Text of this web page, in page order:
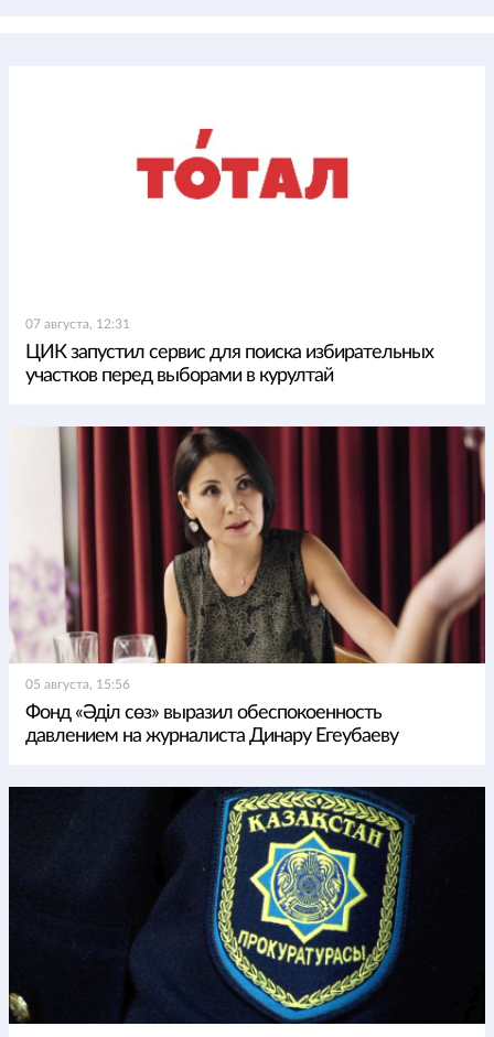
07 августа, 12:31
ЦИК запустил сервис для поиска избирательных
участков перед выборами в курултай
05 августа, 15:56
Фонд «Әділ сөз» выразил обеспокоенность
давлением на журналиста Динару Егеубаеву